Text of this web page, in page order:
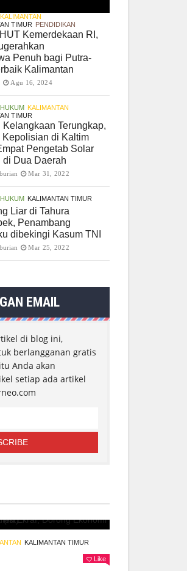
KALIMANTAN
TIMUR PENDIDIKAN
Kemerdekaan RI,
Penuh bagi Putra-
Kalimantan
Agu 16, 2024
HUKUM KALIMANTAN
TIMUR
Kelangkaan Terungkap,
Kepolisian di Kaltim
Pengetab Solar
di Dua Daerah
Mar 31, 2022
HUKUM KALIMANTAN TIMUR
Liar di Tahura
Penambang
dibekingi Kasum TNI
Mar 25, 2022
EMAIL
di blog ini,
berlangganan gratis
Anda akan
setiap ada artikel
KALIMANTAN TIMUR
Like